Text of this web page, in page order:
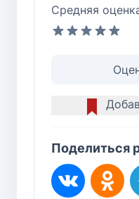
Средняя
Поделиться